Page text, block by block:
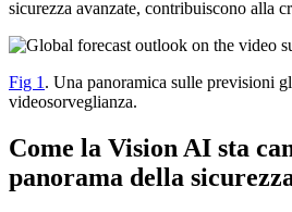
sicurezza avanzate, contribuiscono alla
Fig 1 . Una panoramica sulle previsioni
videosorveglianza.
Come la Vision AI sta
panorama della